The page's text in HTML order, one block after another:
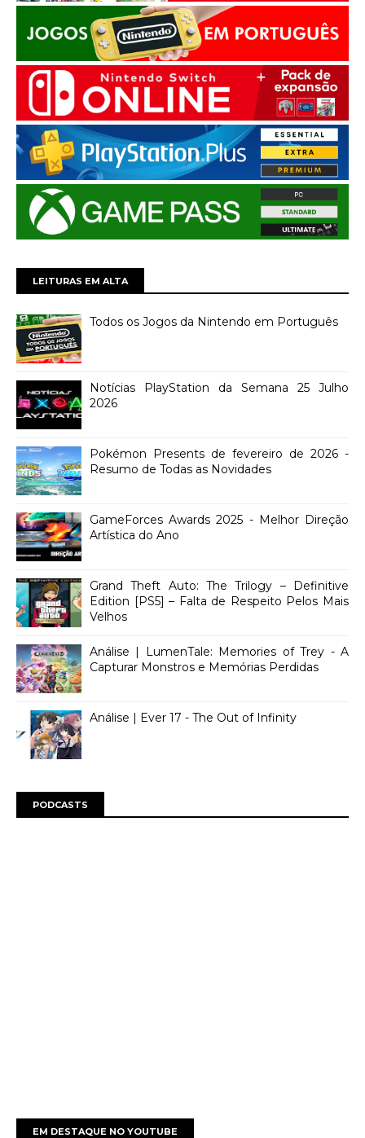
LEITURAS EM ALTA
Todos os Jogos da Nintendo em Português
Notícias PlayStation da Semana 25 Julho
2026
Pokémon Presents de fevereiro de 2026 -
Resumo de Todas as Novidades
GameForces Awards 2025 - Melhor Direção
Artística do Ano
Grand Theft Auto: The Trilogy – Definitive
Edition [PS5] – Falta de Respeito Pelos Mais
Velhos
Análise | LumenTale: Memories of Trey - A
Capturar Monstros e Memórias Perdidas
Análise | Ever 17 - The Out of Infinity
PODCASTS
EM DESTAQUE NO YOUTUBE